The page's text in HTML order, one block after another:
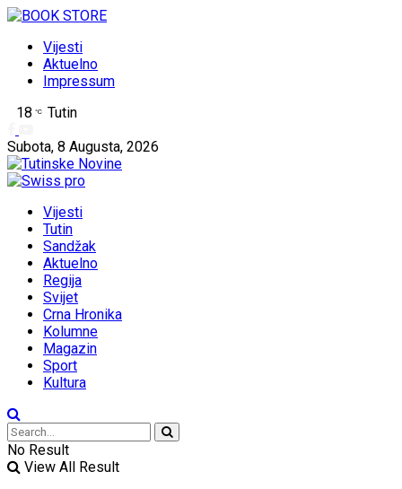
Vijesti
Aktuelno
Impressum
18 °C
Tutin
Subota, 8 Augusta, 2026
Vijesti
Tutin
Sandžak
Aktuelno
Regija
Svijet
Crna Hronika
Kolumne
Magazin
Sport
Kultura
No Result
View All Result